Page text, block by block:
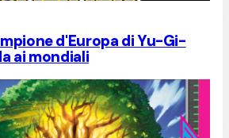
d'Europa di Yu-Gi-
ai mondiali